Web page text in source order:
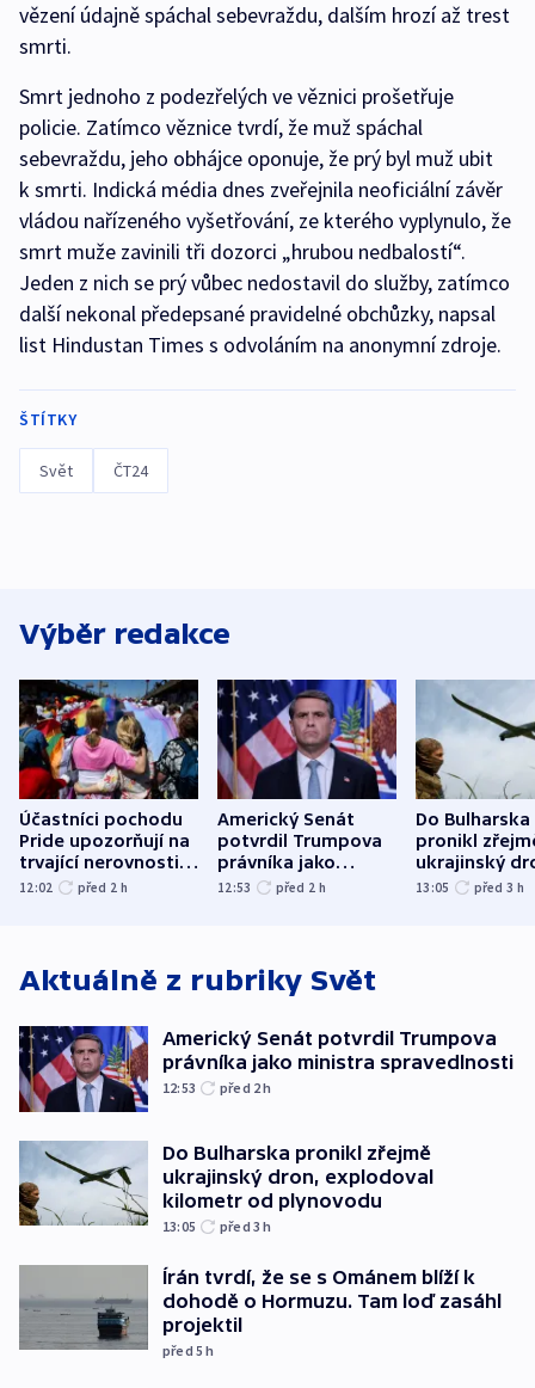
vězení údajně spáchal sebevraždu, dalším hrozí až trest
smrti.
Smrt jednoho z podezřelých ve věznici prošetřuje
policie. Zatímco věznice tvrdí, že muž spáchal
sebevraždu, jeho obhájce oponuje, že prý byl muž ubit
k smrti. Indická média dnes zveřejnila neoficiální závěr
vládou nařízeného vyšetřování, ze kterého vyplynulo, že
smrt muže zavinili tři dozorci „hrubou nedbalostí“.
Jeden z nich se prý vůbec nedostavil do služby, zatímco
další nekonal předepsané pravidelné obchůzky, napsal
list Hindustan Times s odvoláním na anonymní zdroje.
ŠTÍTKY
Svět ČT24
Výběr redakce
Účastníci pochodu
Pride upozorňují na
trvající nerovnosti i
společenskou
12:02 před 2 h
Americký Senát
potvrdil Trumpova
právníka jako
ministra
12:53 před 2 h
Do Bulharska
pronikl
ukrajinský
explodoval
13:05 před 3 h
Aktuálně z rubriky Svět
Americký Senát potvrdil Trumpova
právníka jako ministra spravedlnosti
12:53 před 2h
Do Bulharska pronikl zřejmě
ukrajinský dron, explodoval
kilometr od plynovodu
13:05 před 3h
Írán tvrdí, že se s Ománem blíží k
dohodě o Hormuzu. Tam loď zasáhl
projektil
před 5h